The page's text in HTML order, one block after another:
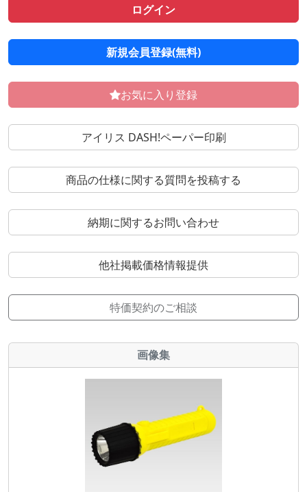
ログイン
新規会員登録(無料)
お気に入り登録
アイリス DASH!ペーパー印刷
商品の仕様に関する質問を投稿する
納期に関するお問い合わせ
他社掲載価格情報提供
特価契約のご相談
画像集